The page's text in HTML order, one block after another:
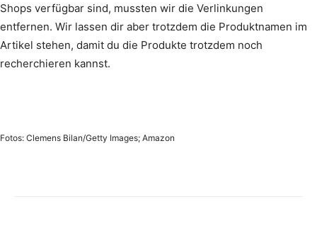
Shops verfügbar sind, mussten wir die Verlinkungen
entfernen. Wir lassen dir aber trotzdem die Produktnamen im
Artikel stehen, damit du die Produkte trotzdem noch
recherchieren kannst.
Fotos: Clemens Bilan/Getty Images; Amazon